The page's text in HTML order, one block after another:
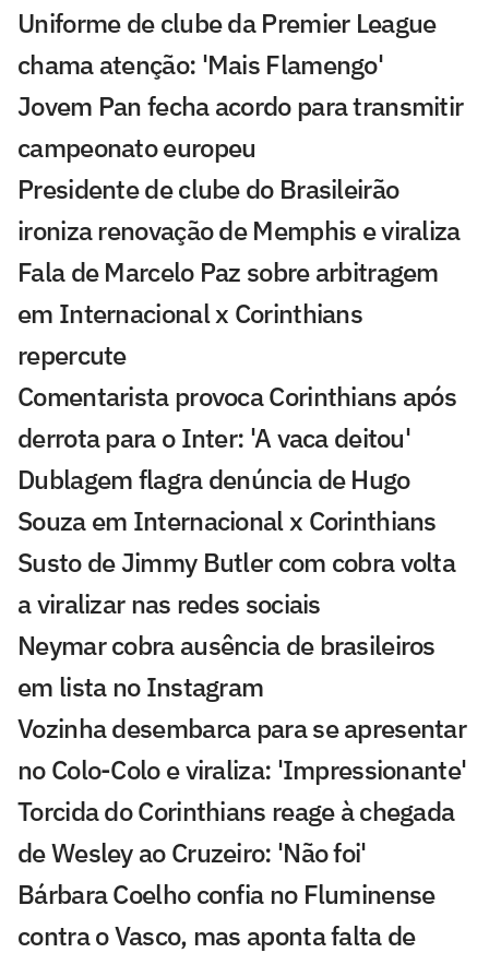
Uniforme de clube da Premier League
chama atenção: 'Mais Flamengo'
Jovem Pan fecha acordo para transmitir
campeonato europeu
Presidente de clube do Brasileirão
ironiza renovação de Memphis e viraliza
Fala de Marcelo Paz sobre arbitragem
em Internacional x Corinthians
repercute
Comentarista provoca Corinthians após
derrota para o Inter: 'A vaca deitou'
Dublagem flagra denúncia de Hugo
Souza em Internacional x Corinthians
Susto de Jimmy Butler com cobra volta
a viralizar nas redes sociais
Neymar cobra ausência de brasileiros
em lista no Instagram
Vozinha desembarca para se apresentar
no Colo-Colo e viraliza: 'Impressionante'
Torcida do Corinthians reage à chegada
de Wesley ao Cruzeiro: 'Não foi'
Bárbara Coelho confia no Fluminense
contra o Vasco, mas aponta falta de